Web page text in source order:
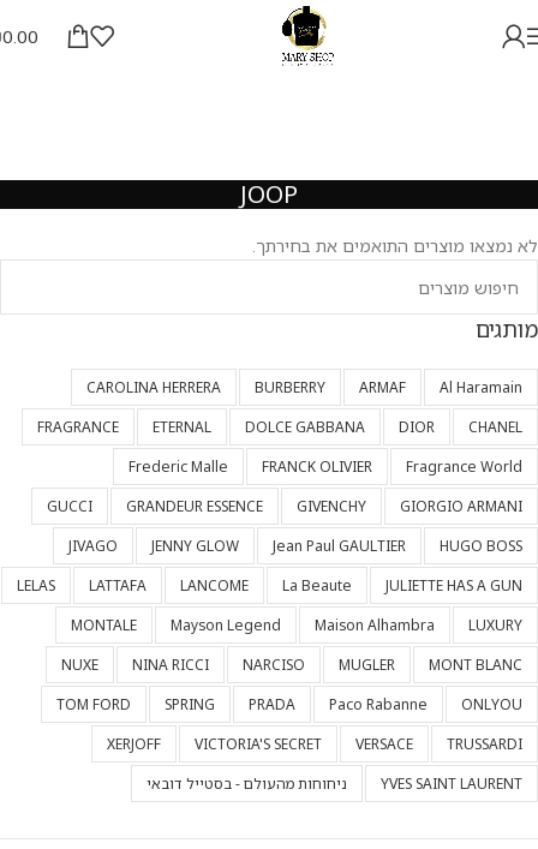
0.00
JOOP
לא נמצאו מוצרים התואמים את בחירתך.
מותגים
Al Haramain
ARMAF
BURBERRY
CAROLINA HERRERA
CHANEL
DIOR
DOLCE GABBANA
ETERNAL
FRAGRANCE
Fragrance World
FRANCK OLIVIER
Frederic Malle
GIORGIO ARMANI
GIVENCHY
GRANDEUR ESSENCE
GUCCI
HUGO BOSS
Jean Paul GAULTIER
JENNY GLOW
JIVAGO
JULIETTE HAS A GUN
La Beaute
LANCOME
LATTAFA
LELAS
LUXURY
Maison Alhambra
Mayson Legend
MONTALE
MONT BLANC
MUGLER
NARCISO
NINA RICCI
NUXE
ONLYOU
Paco Rabanne
PRADA
SPRING
TOM FORD
TRUSSARDI
VERSACE
VICTORIA'S SECRET
XERJOFF
YVES SAINT LAURENT
ניחוחות מהעולם - בסטייל דובאי